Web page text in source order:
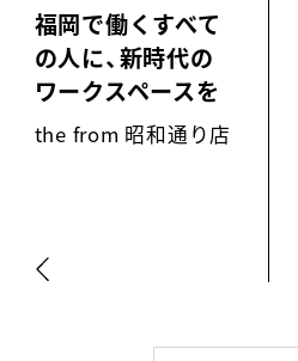
福岡で働くすべて
の人に、新時代の
ワークスペースを
the from 昭和通り店